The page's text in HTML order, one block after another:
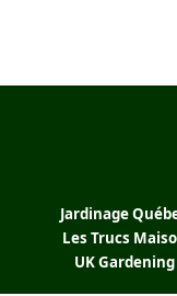
Jardinage
Les Trucs
UK Gardening